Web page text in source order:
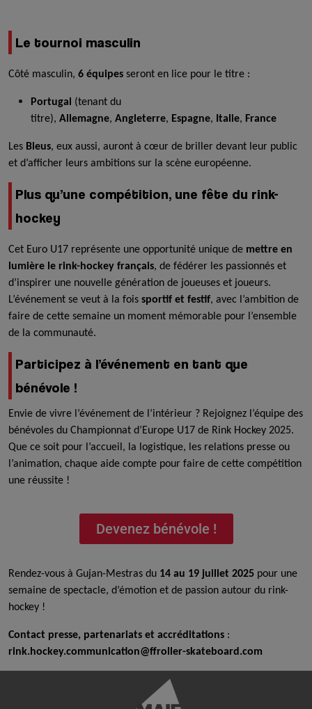
Le tournoi masculin
Côté masculin, 6 équipes seront en lice pour le titre :
Portugal (tenant du
titre), Allemagne, Angleterre, Espagne, Italie, France
Les Bleus, eux aussi, auront à cœur de briller devant leur public
et d’afficher leurs ambitions sur la scène européenne.
Plus qu’une compétition, une fête du rink-
hockey
Cet Euro U17 représente une opportunité unique de mettre en
lumière le rink-hockey français, de fédérer les passionnés et
d’inspirer une nouvelle génération de joueuses et joueurs.
L’événement se veut à la fois sportif et festif, avec l’ambition de
faire de cette semaine un moment mémorable pour l’ensemble
de la communauté.
Participez à l’événement en tant que
bénévole !
Envie de vivre l’événement de l’intérieur ? Rejoignez l’équipe des
bénévoles du Championnat d’Europe U17 de Rink Hockey 2025.
Que ce soit pour l’accueil, la logistique, les relations presse ou
l’animation, chaque aide compte pour faire de cette compétition
une réussite !
Devenez bénévole !
Rendez-vous à Gujan-Mestras du 14 au 19 juillet 2025 pour une
semaine de spectacle, d’émotion et de passion autour du rink-
hockey !
Contact presse, partenariats et accréditations :
rink.hockey.communication@ffroller-skateboard.com